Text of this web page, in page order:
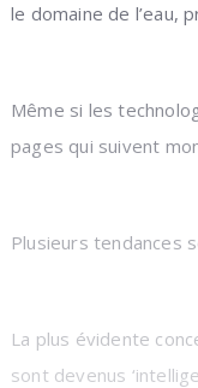
le domaine de l’eau,
Même si les
pages qui suivent
Plusieurs tendances
La plus évidente
sont devenus